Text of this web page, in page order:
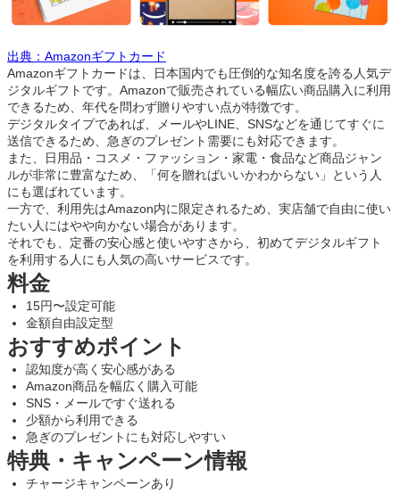
出典：Amazonギフトカード
Amazonギフトカードは、日本国内でも圧倒的な知名度を誇る人気デ
ジタルギフトです。Amazonで販売されている幅広い商品購入に利用
できるため、年代を問わず贈りやすい点が特徴です。
デジタルタイプであれば、メールやLINE、SNSなどを通じてすぐに
送信できるため、急ぎのプレゼント需要にも対応できます。
また、日用品・コスメ・ファッション・家電・食品など商品ジャン
ルが非常に豊富なため、「何を贈ればいいかわからない」という人
にも選ばれています。
一方で、利用先はAmazon内に限定されるため、実店舗で自由に使い
たい人にはやや向かない場合があります。
それでも、定番の安心感と使いやすさから、初めてデジタルギフト
を利用する人にも人気の高いサービスです。
料金
15円〜設定可能
金額自由設定型
おすすめポイント
認知度が高く安心感がある
Amazon商品を幅広く購入可能
SNS・メールですぐ送れる
少額から利用できる
急ぎのプレゼントにも対応しやすい
特典・キャンペーン情報
チャージキャンペーンあり